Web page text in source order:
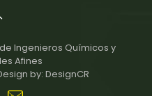
Ingenieros Químicos y
Afines
by: DesignCR